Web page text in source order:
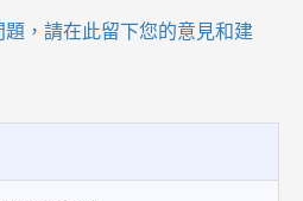
，請在此留下您的意見和建